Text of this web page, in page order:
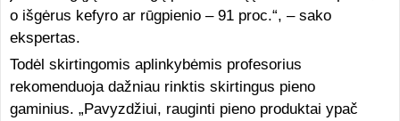
o išgėrus kefyro ar rūgpienio – 91 proc.“, – sako
ekspertas.
Todėl skirtingomis aplinkybėmis profesorius
rekomenduoja dažniau rinktis skirtingus pieno
gaminius. „Pavyzdžiui, rauginti pieno produktai ypač